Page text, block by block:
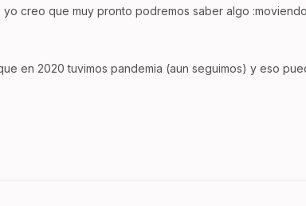
creo que muy pronto podremos saber algo
en 2020 tuvimos pandemia (aun seguimos) y eso